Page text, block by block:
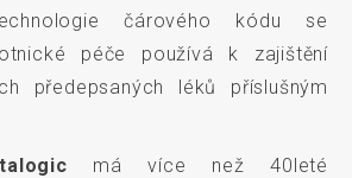
čárového kódu se
péče používá k zajištění
předepsaných léků příslušným
má více než 40leté